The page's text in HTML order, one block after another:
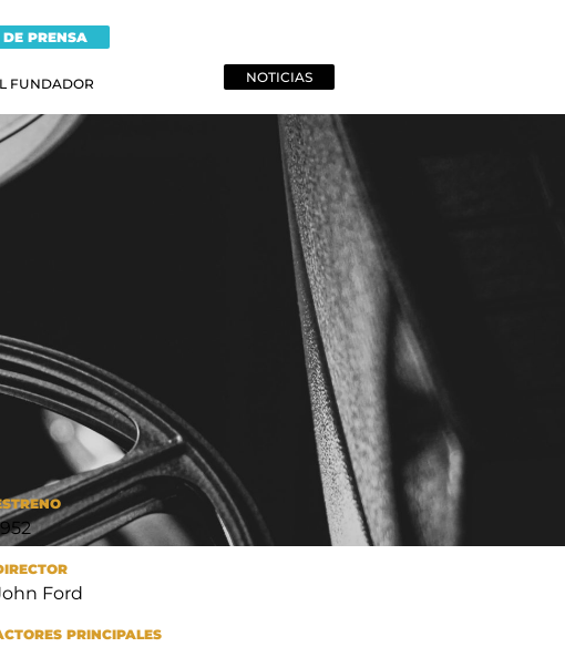
PRENSA
FUNDADOR NOTICIAS
Ford
PRINCIPALES